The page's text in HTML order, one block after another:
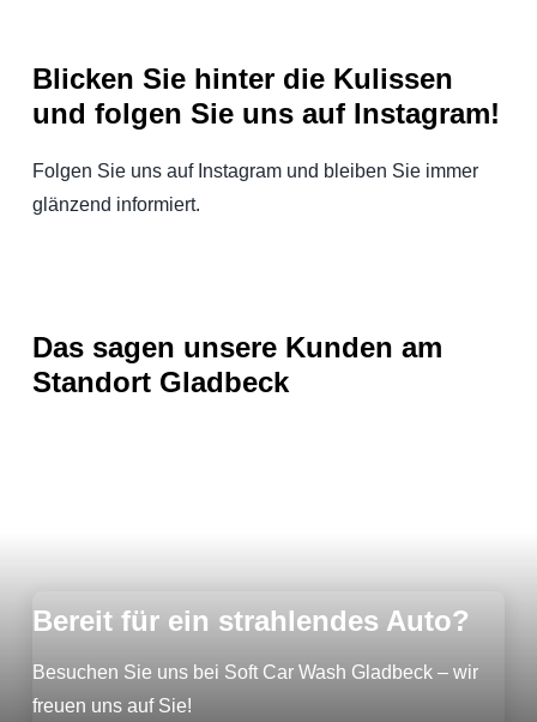
Blicken Sie hinter die Kulissen
und folgen Sie uns auf Instagram!
Folgen Sie uns auf Instagram und bleiben Sie immer
glänzend informiert.
Das sagen unsere Kunden am
Standort Gladbeck
Bereit für ein strahlendes Auto?
Besuchen Sie uns bei Soft Car Wash Gladbeck – wir
freuen uns auf Sie!